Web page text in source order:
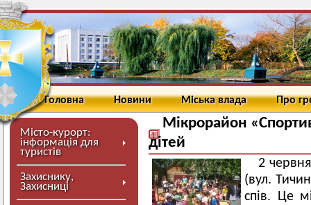
Головна Новини Міська влада Про
Місто-курорт:
інформація для
туристів
Захиснику,
Захисниці
Мікрорайон
дітей
2
(вул.
спів. Це